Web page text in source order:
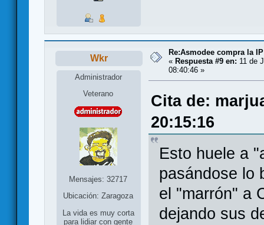
Wkr
Administrador
Veterano
Mensajes: 32717
Ubicación: Zaragoza
La vida es muy corta
para lidiar con gente
Re:Asmodee compra la
« Respuesta #9 en: 11 de
08:40:46 »
Cita de:
20:15:16
Esto huele a
pasándose lo
el "marrón" a
dejando sus